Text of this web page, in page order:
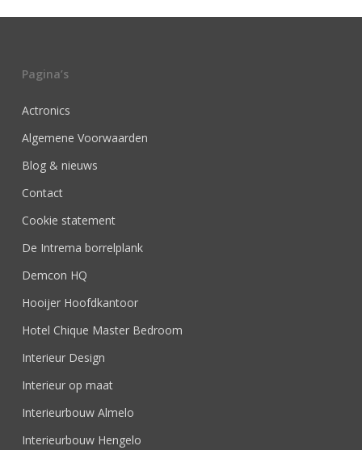
Pagina’s
Actronics
Algemene Voorwaarden
Blog & nieuws
Contact
Cookie statement
De Intrema borrelplank
Demcon HQ
Hooijer Hoofdkantoor
Hotel Chique Master Bedroom
Interieur Design
Interieur op maat
Interieurbouw Almelo
Interieurbouw Hengelo